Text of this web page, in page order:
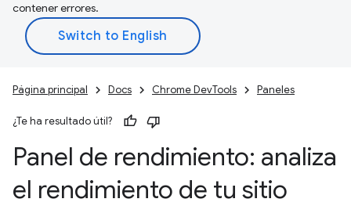
contener errores.
Página principal Docs Chrome DevTools Paneles
¿Te ha resultado útil?
Panel de rendimiento: analiza
el rendimiento de tu sitio